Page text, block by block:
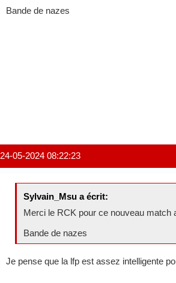
Bande de nazes
24-05-2024 08:22:23
Sylvain_Msu a écrit:
Merci le RCK pour ce nouveau match
Bande de nazes
Je pense que la lfp est assez intelligente